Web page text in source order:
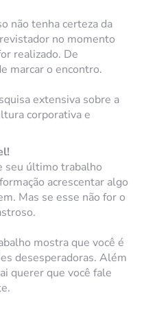
não tenha certeza da
no momento
realizado. De
marcar o encontro.
extensiva sobre a
corporativa e
seu último trabalho
acrescentar algo
Mas se esse não for o
mostra que você é
desesperadoras. Além
querer que você fale